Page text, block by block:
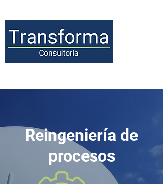
Reingeniería de
procesos